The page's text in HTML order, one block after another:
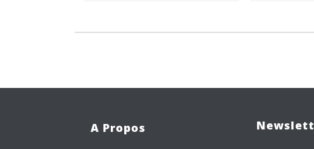
A Propos